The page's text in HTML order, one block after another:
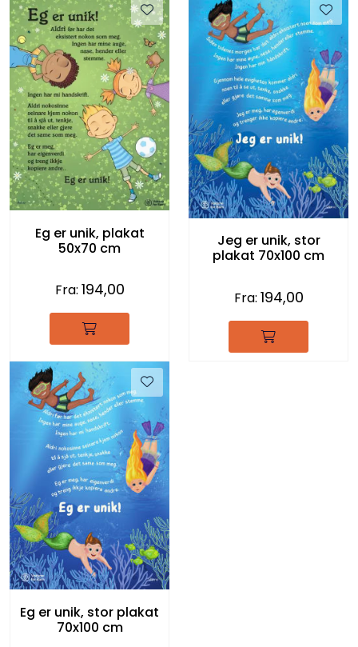
Eg er unik, plakat
50x70 cm
Fra: 194,00
Jeg er unik, stor
plakat 70x100 cm
Fra: 194,00
Eg er unik, stor plakat
70x100 cm